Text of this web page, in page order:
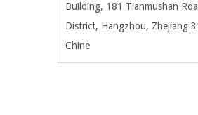
Building, 181 Tianmushan
District, Hangzhou, Zhejiang
Chine